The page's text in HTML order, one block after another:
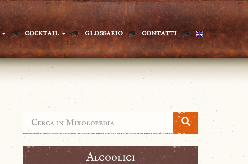
COCKTAIL GLOSSARIO CONTATTI
Alcoolici